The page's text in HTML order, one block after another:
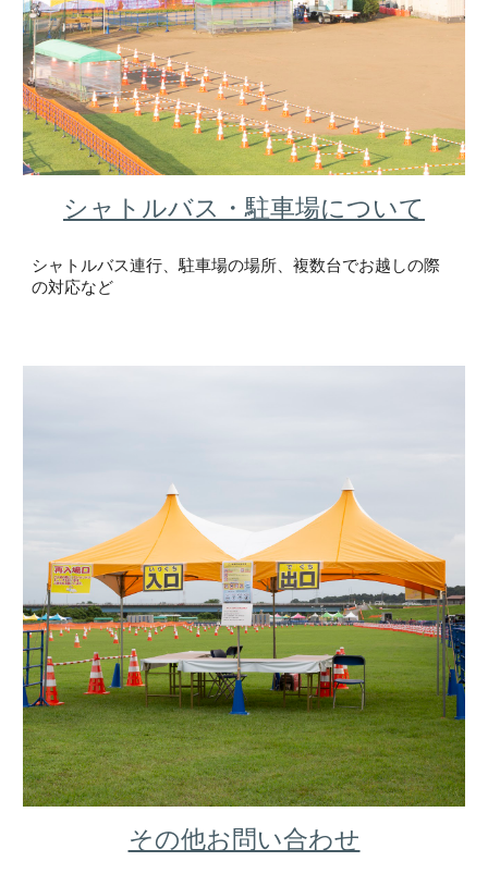
シャトルバス・駐車場について
シャトルバス連行、駐車場の場所、複数台でお越しの際
の対応など
その他お問い合わせ